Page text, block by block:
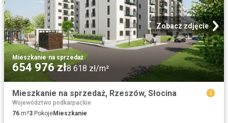
Zobacz zdjęcie
Mieszkanie·na sprzedaż
654 976 zł8 618 zł/m²
Mieszkanie na sprzedaż, Rzeszów, Słocina
Województwo podkarpackie
76 m²3 PokojeMieszkanie